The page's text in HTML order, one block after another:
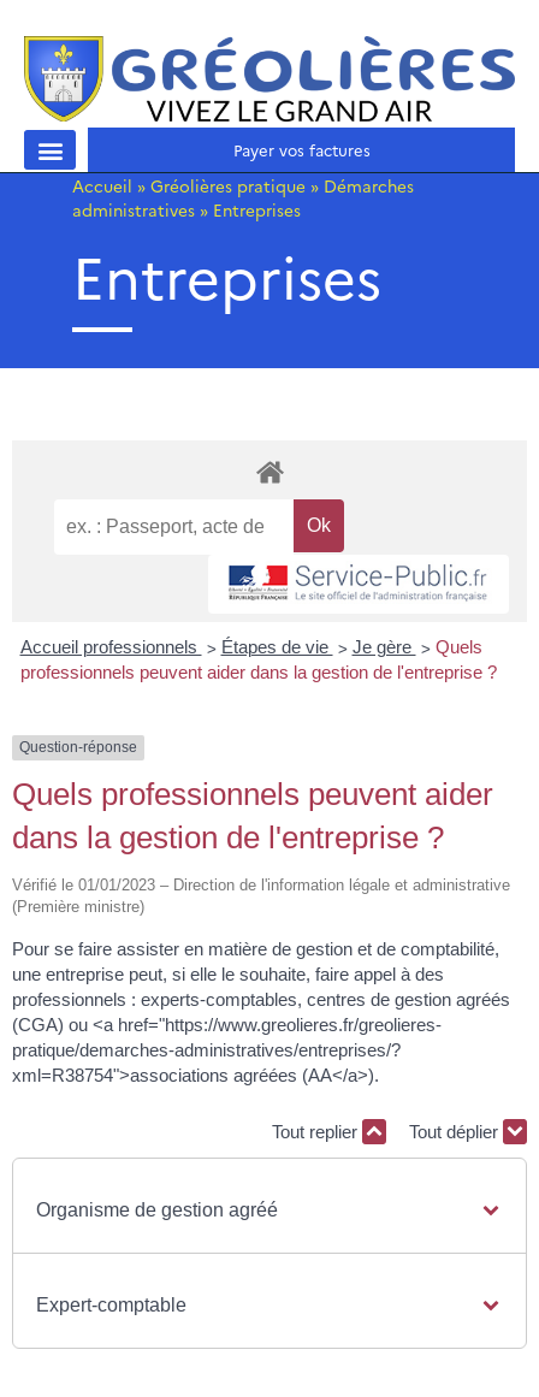
Payer vos factures
Accueil » Gréolières pratique » Démarches
administratives » Entreprises
Entreprises
Accueil professionnels > Étapes de vie > Je gère > Quels
professionnels peuvent aider dans la gestion de l'entreprise ?
Question-réponse
Quels professionnels peuvent aider
dans la gestion de l'entreprise ?
Vérifié le 01/01/2023 – Direction de l'information légale et administrative
(Première ministre)
Pour se faire assister en matière de gestion et de comptabilité,
une entreprise peut, si elle le souhaite, faire appel à des
professionnels : experts-comptables, centres de gestion agréés
(CGA) ou <a href="https://www.greolieres.fr/greolieres-
pratique/demarches-administratives/entreprises/?
xml=R38754">associations agréées (AA</a>).
Tout replier Tout déplier
Organisme de gestion agréé
Expert-comptable